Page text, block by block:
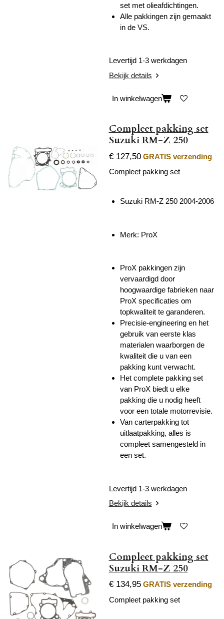
set met olieafdichtingen.
Alle pakkingen zijn gemaakt
in de VS.
Levertijd 1-3 werkdagen
Bekijk details
In winkelwagen
Compleet pakking set
Suzuki RM-Z 250
€ 127,50 GRATIS verzending
Compleet pakking set
Suzuki RM-Z 250 2004-2006
Merk: ProX
ProX pakkingen zijn
vervaardigd door
hoogwaardige fabrieken naar
ProX specificaties om
topkwaliteit te garanderen.
Precisie-engineering en het
gebruik van eerste klas
materialen waarborgen de
kwaliteit die u van een
pakking kunt verwacht.
Het complete pakking set
van ProX biedt u elke
pakking die u nodig heeft
voor een totale motorrevisie.
Van carterpakking tot
uitlaatpakking, alles is
compleet samengesteld in
een set.
Levertijd 1-3 werkdagen
Bekijk details
In winkelwagen
Compleet pakking set
Suzuki RM-Z 250
€ 134,95 GRATIS verzending
Compleet pakking set